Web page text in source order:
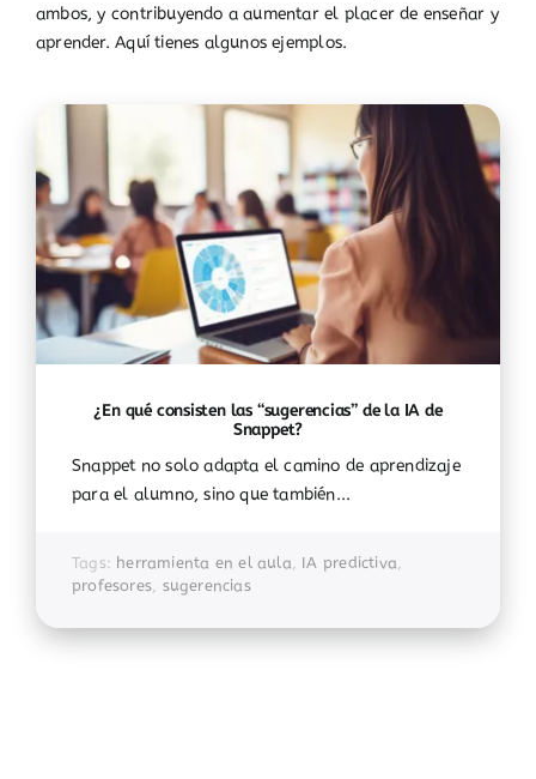
ambos, y contribuyendo a aumentar el placer de enseñar y
aprender. Aquí tienes algunos ejemplos.
¿En qué consisten las “sugerencias” de la IA de
Snappet?
Snappet no solo adapta el camino de aprendizaje
para el alumno, sino que también...
Tags: herramienta en el aula, IA predictiva,
profesores, sugerencias